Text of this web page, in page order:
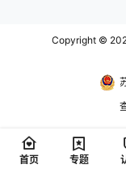
Copyright ©
首页 专题